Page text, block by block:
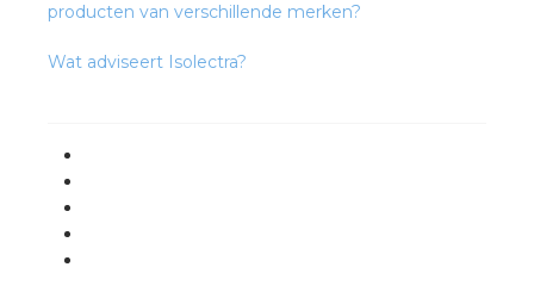
producten van verschillende merken?
Wat adviseert Isolectra?